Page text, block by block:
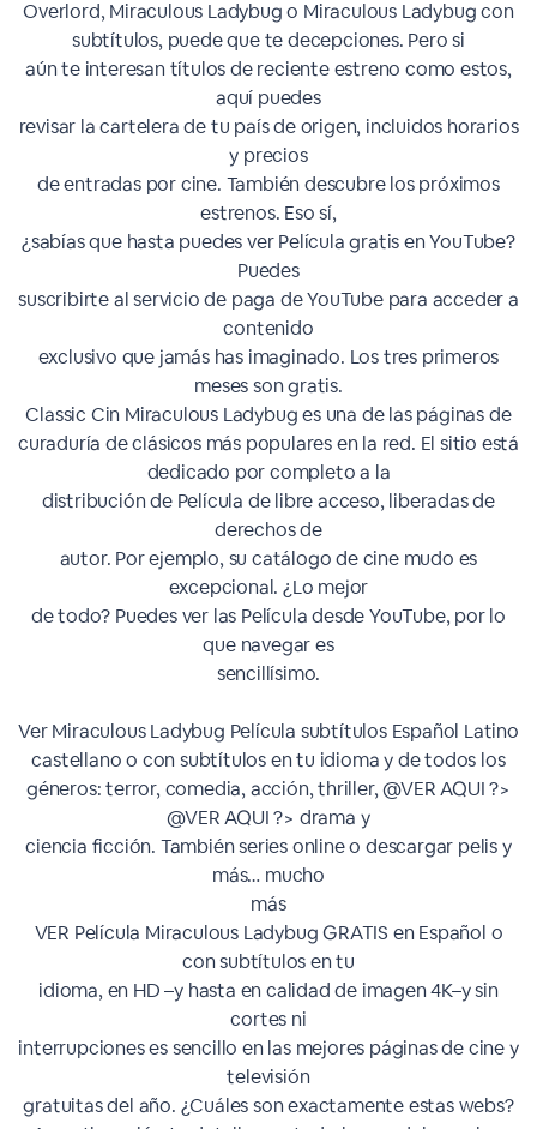
Overlord, Miraculous Ladybug o Miraculous Ladybug con
subtítulos, puede que te decepciones. Pero si
aún te interesan títulos de reciente estreno como estos,
aquí puedes
revisar la cartelera de tu país de origen, incluidos horarios
y precios
de entradas por cine. También descubre los próximos
estrenos. Eso sí,
¿sabías que hasta puedes ver Película gratis en YouTube?
Puedes
suscribirte al servicio de paga de YouTube para acceder a
contenido
exclusivo que jamás has imaginado. Los tres primeros
meses son gratis.
Classic Cin Miraculous Ladybug es una de las páginas de
curaduría de clásicos más populares en la red. El sitio está
dedicado por completo a la
distribución de Película de libre acceso, liberadas de
derechos de
autor. Por ejemplo, su catálogo de cine mudo es
excepcional. ¿Lo mejor
de todo? Puedes ver las Película desde YouTube, por lo
que navegar es
sencillísimo.
Ver Miraculous Ladybug Película subtítulos Español Latino
castellano o con subtítulos en tu idioma y de todos los
géneros: terror, comedia, acción, thriller, @VER AQUI ?>
@VER AQUI ?> drama y
ciencia ficción. También series online o descargar pelis y
más… mucho
más
VER Película Miraculous Ladybug GRATIS en Español o
con subtítulos en tu
idioma, en HD –y hasta en calidad de imagen 4K–y sin
cortes ni
interrupciones es sencillo en las mejores páginas de cine y
televisión
gratuitas del año. ¿Cuáles son exactamente estas webs?